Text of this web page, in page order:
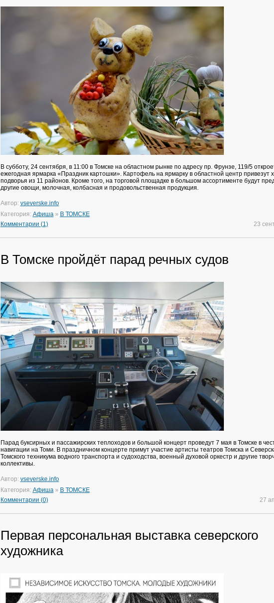
В субботу, 24 сентября, в 11:00 в Томске на областном рынке по адресу пр. Фрунзе, 119/5
ежегодная ярмарка «Праздник картошки». Картофель на ярмарку в областной центр привезут
подворья из 11 районов. Кроме того, на торговой площадке в большом ассортименте будут
другие овощи, молочная, колбасная и продовольственная продукция.
Автор: vseverske.info
Категория: Афиша » В ТОМСКЕ
Комментарии (1)
23
В Томске пройдёт парад речных судов
Парад буксирных и пассажирских теплоходов и большой концерт проведут 7 мая в Томске в
навигации на Томи. В праздничном концерте примут участие артисты театров Томска и
Томского техникума водного транспорта и судоходства, военный духовой оркестр и другие
коллективы.
Автор: vseverske.info
Категория: Афиша » В ТОМСКЕ
Комментарии (0)
27
Первая персональная выставка северского
художника